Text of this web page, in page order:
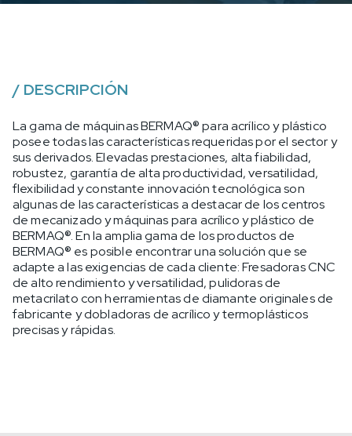
/ DESCRIPCIÓN
La gama de máquinas BERMAQ® para acrílico y plástico
posee todas las características requeridas por el sector y
sus derivados. Elevadas prestaciones, alta fiabilidad,
robustez, garantía de alta productividad, versatilidad,
flexibilidad y constante innovación tecnológica son
algunas de las características a destacar de los centros
de mecanizado y máquinas para acrílico y plástico de
BERMAQ®. En la amplia gama de los productos de
BERMAQ® es posible encontrar una solución que se
adapte a las exigencias de cada cliente: Fresadoras CNC
de alto rendimiento y versatilidad, pulidoras de
metacrilato con herramientas de diamante originales de
fabricante y dobladoras de acrílico y termoplásticos
precisas y rápidas.